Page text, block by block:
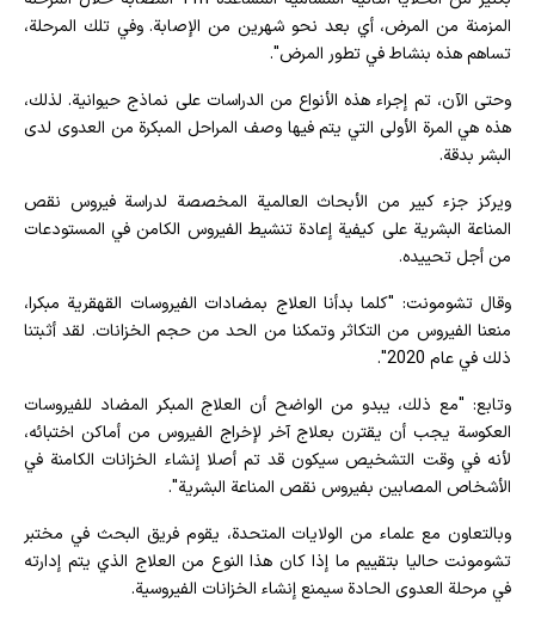
المزمنة من المرض، أي بعد نحو شهرين من الإصابة. وفي تلك المرحلة،
تساهم هذه بنشاط في تطور المرض".
وحتى الآن، تم إجراء هذه الأنواع من الدراسات على نماذج حيوانية. لذلك،
هذه هي المرة الأولى التي يتم فيها وصف المراحل المبكرة من العدوى لدى
البشر بدقة.
ويركز جزء كبير من الأبحاث العالمية المخصصة لدراسة فيروس نقص
المناعة البشرية على كيفية إعادة تنشيط الفيروس الكامن في المستودعات
من أجل تحييده.
وقال تشومونت: "كلما بدأنا العلاج بمضادات الفيروسات القهقرية مبكرا،
منعنا الفيروس من التكاثر وتمكنا من الحد من حجم الخزانات. لقد أثبتنا
ذلك في عام 2020".
وتابع: "مع ذلك، يبدو من الواضح أن العلاج المبكر المضاد للفيروسات
العكوسة يجب أن يقترن بعلاج آخر لإخراج الفيروس من أماكن اختبائه،
لأنه في وقت التشخيص سيكون قد تم أصلا إنشاء الخزانات الكامنة في
الأشخاص المصابين بفيروس نقص المناعة البشرية".
وبالتعاون مع علماء من الولايات المتحدة، يقوم فريق البحث في مختبر
تشومونت حاليا بتقييم ما إذا كان هذا النوع من العلاج الذي يتم إدارته
في مرحلة العدوى الحادة سيمنع إنشاء الخزانات الفيروسية.